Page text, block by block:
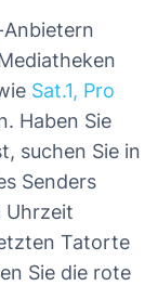
Sat.1, Pro
Haben Sie
suchen Sie in
Senders
Uhrzeit
Tatorte
Sie die rote